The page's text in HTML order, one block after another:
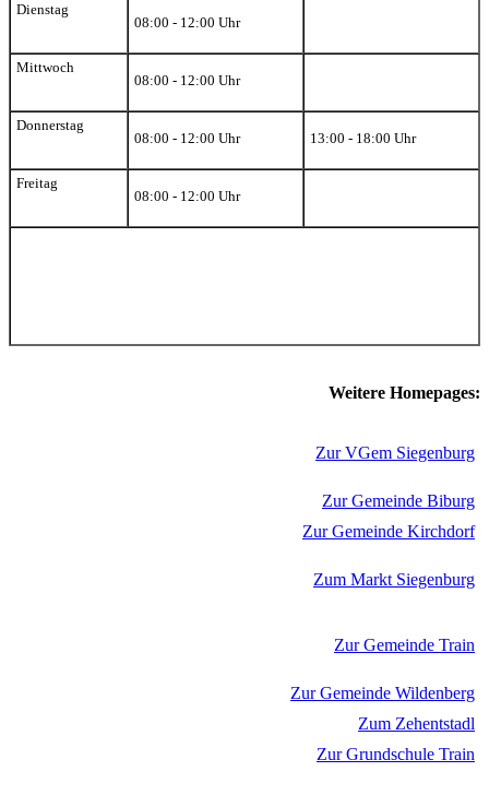
Dienstag
08:00 - 12:00 Uhr
Mittwoch
08:00 - 12:00 Uhr
Donnerstag
08:00 - 12:00 Uhr
13:00 - 18:00 Uhr
Freitag
08:00 - 12:00 Uhr
Weitere Homepages:
Zur VGem Siegenburg
Zur Gemeinde Biburg
Zur Gemeinde Kirchdorf
Zum Markt Siegenburg
Zur Gemeinde Train
Zur Gemeinde Wildenberg
Zum Zehentstadl
Zur Grundschule Train